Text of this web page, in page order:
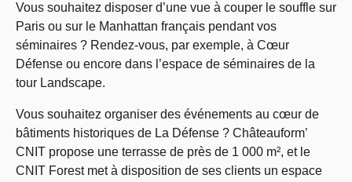
Vous souhaitez disposer d’une vue à couper le souffle sur
Paris ou sur le Manhattan français pendant vos
séminaires ? Rendez-vous, par exemple, à Cœur
Défense ou encore dans l’espace de séminaires de la
tour Landscape.
Vous souhaitez organiser des événements au cœur de
bâtiments historiques de La Défense ? Châteauform’
CNIT propose une terrasse de près de 1 000 m², et le
CNIT Forest met à disposition de ses clients un espace